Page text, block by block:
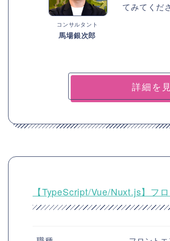
コンサルタント
馬場銀次郎
てみてくだ
詳細を
【TypeScript/Vue/Nuxt.js】フ